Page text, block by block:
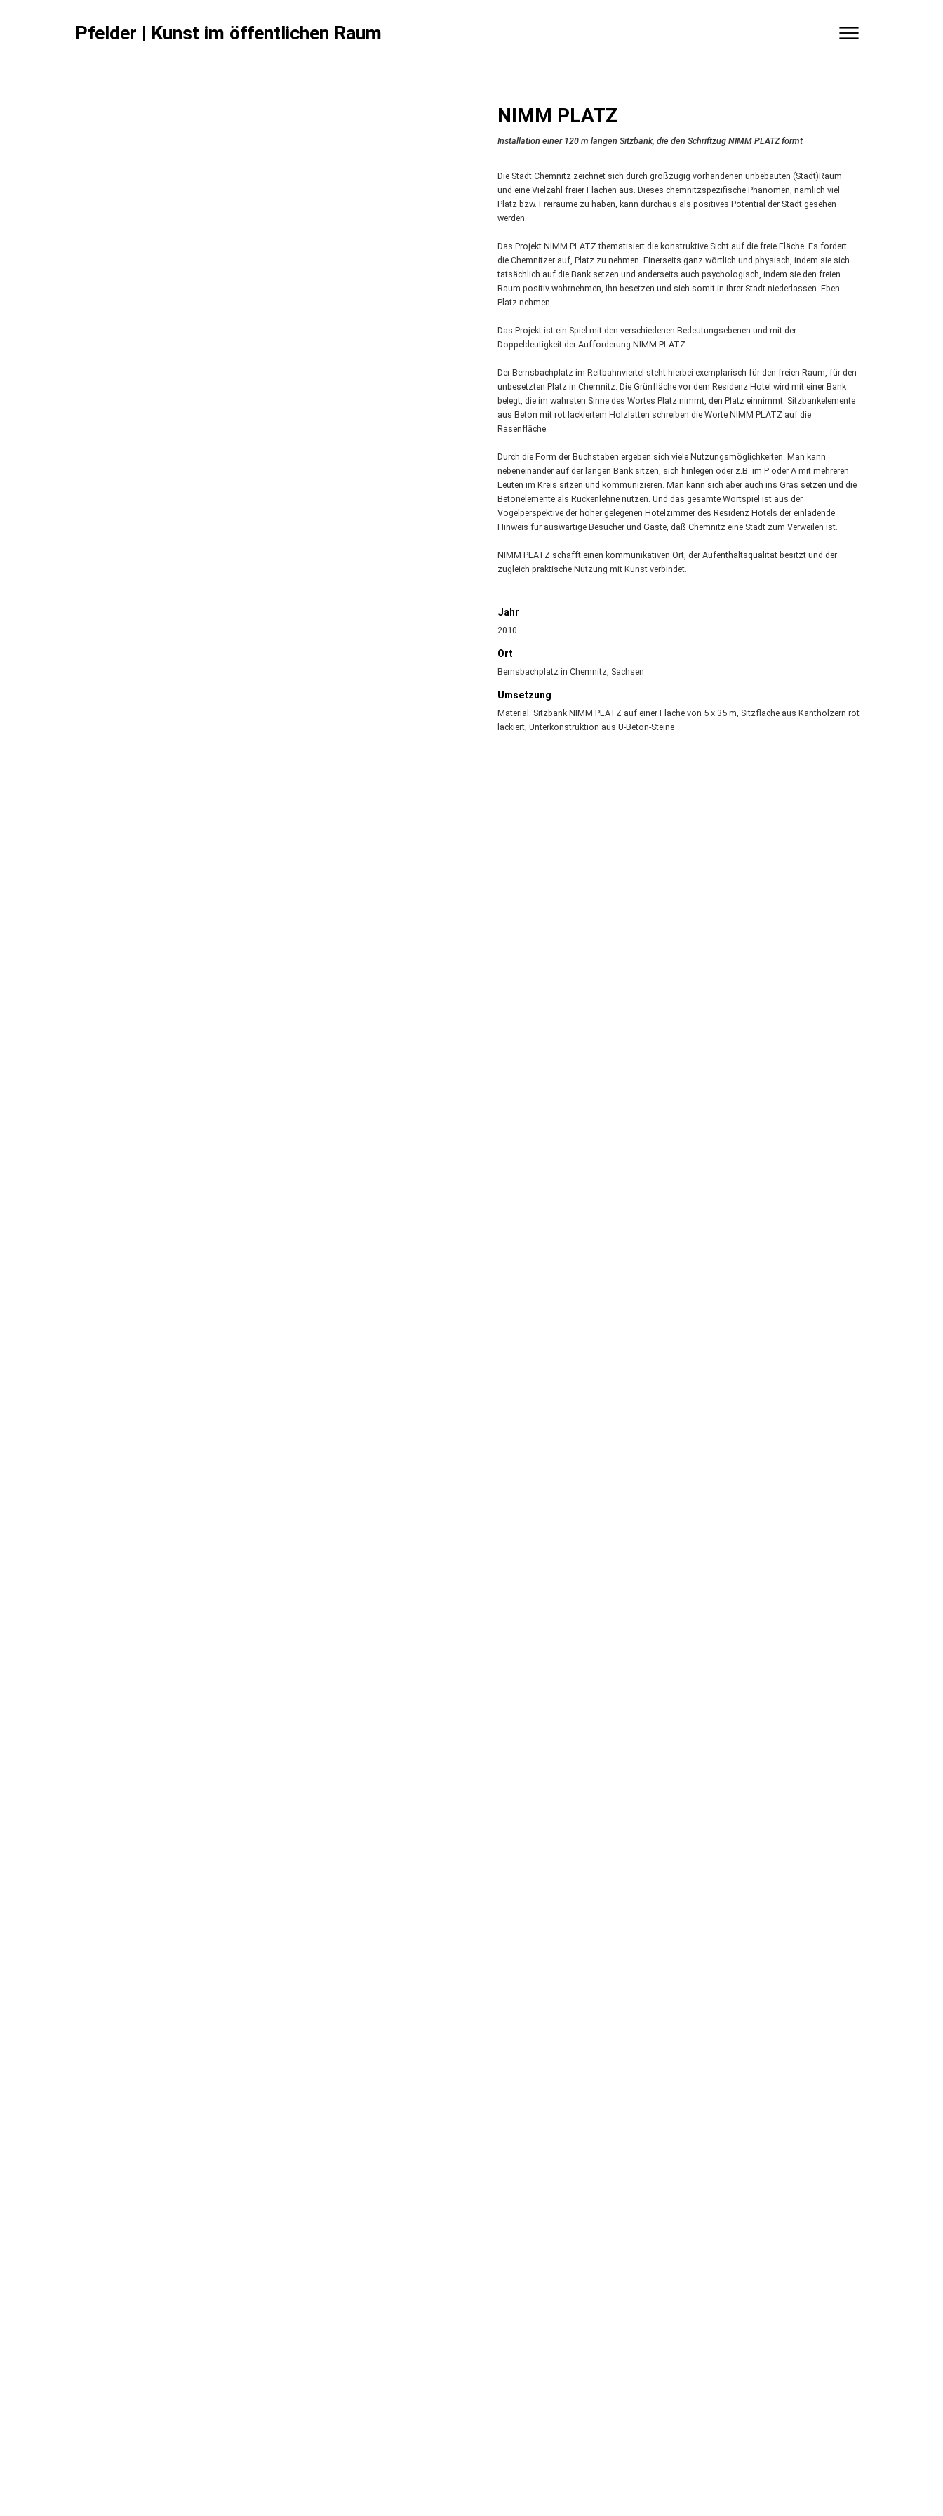
Pfelder | Kunst im öffentlichen Raum
NIMM PLATZ
Installation einer 120 m langen Sitzbank, die den Schriftzug NIMM PLATZ formt
Die Stadt Chemnitz zeichnet sich durch großzügig vorhandenen unbebauten (Stadt)Raum
und eine Vielzahl freier Flächen aus. Dieses chemnitzspezifische Phänomen, nämlich viel
Platz bzw. Freiräume zu haben, kann durchaus als positives Potential der Stadt gesehen
werden.
Das Projekt NIMM PLATZ thematisiert die konstruktive Sicht auf die freie Fläche. Es fordert
die Chemnitzer auf, Platz zu nehmen. Einerseits ganz wörtlich und physisch, indem sie sich
tatsächlich auf die Bank setzen und anderseits auch psychologisch, indem sie den freien
Raum positiv wahrnehmen, ihn besetzen und sich somit in ihrer Stadt niederlassen. Eben
Platz nehmen.
Das Projekt ist ein Spiel mit den verschiedenen Bedeutungsebenen und mit der
Doppeldeutigkeit der Aufforderung NIMM PLATZ.
Der Bernsbachplatz im Reitbahnviertel steht hierbei exemplarisch für den freien Raum, für den
unbesetzten Platz in Chemnitz. Die Grünfläche vor dem Residenz Hotel wird mit einer Bank
belegt, die im wahrsten Sinne des Wortes Platz nimmt, den Platz einnimmt. Sitzbankelemente
aus Beton mit rot lackiertem Holzlatten schreiben die Worte NIMM PLATZ auf die
Rasenfläche.
Durch die Form der Buchstaben ergeben sich viele Nutzungsmöglichkeiten. Man kann
nebeneinander auf der langen Bank sitzen, sich hinlegen oder z.B. im P oder A mit mehreren
Leuten im Kreis sitzen und kommunizieren. Man kann sich aber auch ins Gras setzen und die
Betonelemente als Rückenlehne nutzen. Und das gesamte Wortspiel ist aus der
Vogelperspektive der höher gelegenen Hotelzimmer des Residenz Hotels der einladende
Hinweis für auswärtige Besucher und Gäste, daß Chemnitz eine Stadt zum Verweilen ist.
NIMM PLATZ schafft einen kommunikativen Ort, der Aufenthaltsqualität besitzt und der
zugleich praktische Nutzung mit Kunst verbindet.
Jahr
2010
Ort
Bernsbachplatz in Chemnitz, Sachsen
Umsetzung
Material: Sitzbank NIMM PLATZ auf einer Fläche von 5 x 35 m, Sitzfläche aus Kanthölzern rot
lackiert, Unterkonstruktion aus U-Beton-Steine